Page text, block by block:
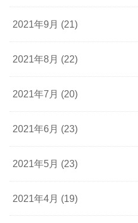
2021年9月 (21)
2021年8月 (22)
2021年7月 (20)
2021年6月 (23)
2021年5月 (23)
2021年4月 (19)